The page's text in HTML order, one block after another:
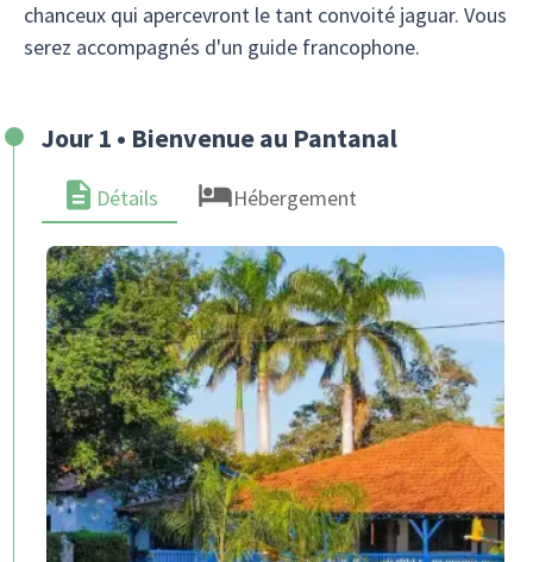
chanceux qui apercevront le tant convoité jaguar. Vous
serez accompagnés d'un guide francophone.
Jour 1 • Bienvenue au Pantanal
Détails Hébergement